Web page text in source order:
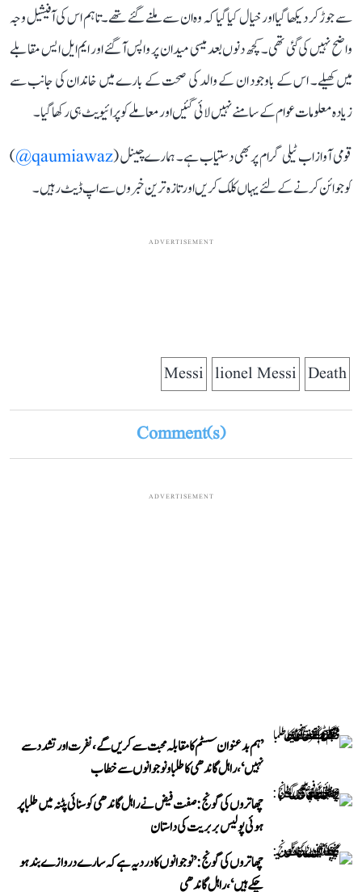
سے جوڑ کر دیکھا گیا اور خیال کیا گیا کہ وہ ان سے ملنے گئے تھے۔ تاہم اس کی آفیشیل وجہ
واضح نہیں کی گئی تھی۔ کچھ دنوں بعد میسی میدان پر واپس آ گئے اور ایم ایل ایس مقابلے
میں کھیلے۔ اس کے باوجود ان کے والد کی صحت کے بارے میں خاندان کی جانب سے
زیادہ معلومات عوام کے سامنے نہیں لائی گئیں اور معاملے کو پرائیویٹ ہی رکھا گیا۔
قومی آواز اب ٹیلی گرام پر بھی دستیاب ہے۔ ہمارے چینل (qaumiawaz@
)
کو جوائن کرنے کے لئے یہاں کلک کریں اور تازہ ترین خبروں سے اپ ڈیٹ رہیں۔
ADVERTISEMENT
Death
lionel Messi
Messi
Comment(s)
ADVERTISEMENT
’ہم بدعنوان سسٹم کا مقابلہ محبت سے کریں گے، نفرت اور تشدد سے
نہیں‘، راہل گاندھی کا طلبا و نوجوانوں سے خطاب
چھاتروں کی گونج: صفت فیض نے راہل گاندھی کو سنائی پٹنہ میں طلبا پر
ہوئی پولیس بربریت کی داستان
چھاتروں کی گونج: ’نوجوانوں کا درد یہ ہے کہ سارے دروازے بند ہو
چکے ہیں‘، راہل گاندھی